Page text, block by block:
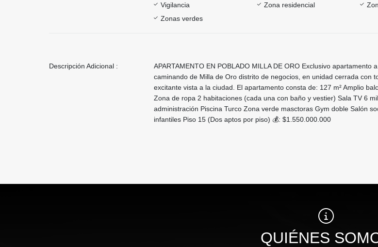
Vigilancia
Zona residencial
Zonas verdes
Descripción Adicional :
APARTAMENTO EN POBLADO MILLA DE ORO Exclusivo apartamento
caminando de Milla de Oro distrito de negocios, en unidad cerrada con
excitante vista a la ciudad. El apartamento consta de: 127 m² Amplio
Zona de ropa 2 habitaciones (cada una con baño y vestier) Sala TV 6
administración Piscina Turco Zona verde masctoras Gym doble Salón
infantiles Piso 15 (Dos aptos por piso) 💰: $1.550.000.000
QUIÉNES